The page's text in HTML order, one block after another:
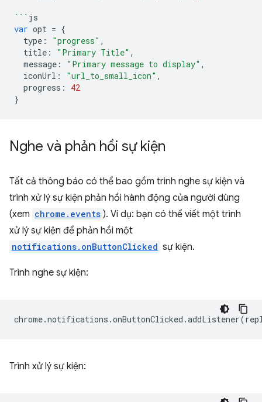
``` js
var opt = {
type : "progress" ,
title : "Primary Title" ,
message : "Primary message to display" ,
iconUrl : "url_to_small_icon" ,
progress :
42
}
Nghe và phản hồi sự kiện
Tất cả thông báo có thể bao gồm trình nghe sự kiện và
trình xử lý sự kiện phản hồi hành động của người dùng
(xem chrome.events ). Ví dụ: bạn có thể viết một trình
xử lý sự kiện để phản hồi một
notifications.onButtonClicked sự kiện.
Trình nghe sự kiện:
chrome.notifications .onButtonClicked .addListener(
Trình xử lý sự kiện: